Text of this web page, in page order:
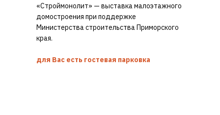
«Строймонолит» — выставка малоэтажного
домостроения при поддержке
Министерства строительства Приморского
края.
для Вас есть гостевая парковка